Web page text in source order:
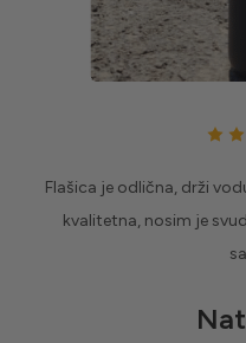
Flašica je odlična, drži
kvalitetna, nosim je